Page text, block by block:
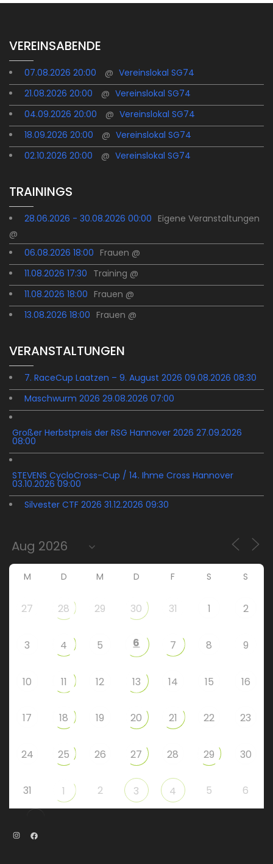
VEREINSABENDE
07.08.2026 20:00 @ Vereinslokal SG74
21.08.2026 20:00
@ Vereinslokal SG74
04.09.2026 20:00
@ Vereinslokal SG74
18.09.2026 20:00
@ Vereinslokal SG74
02.10.2026 20:00
@ Vereinslokal SG74
TRAININGS
28.06.2026 - 30.08.2026 00:00 Eigene Veranstaltungen
@
06.08.2026 18:00 Frauen @
11.08.2026 17:30 Training @
11.08.2026 18:00 Frauen @
13.08.2026 18:00 Frauen @
VERANSTALTUNGEN
7. RaceCup Laatzen – 9. August 2026 09.08.2026 08:30
Maschwurm 2026 29.08.2026 07:00
Großer Herbstpreis der RSG Hannover 2026 27.09.2026
08:00
STEVENS CycloCross-Cup / 14. Ihme Cross Hannover
03.10.2026 09:00
Silvester CTF 2026 31.12.2026 09:30
M D M D F S S
27 28 29 30 31 1 2
3 4 5 6 7 8 9
10 11 12 13 14 15 16
17 18 19 20 21 22 23
24 25 26 27 28 29 30
31 1 2 3 4 5 6